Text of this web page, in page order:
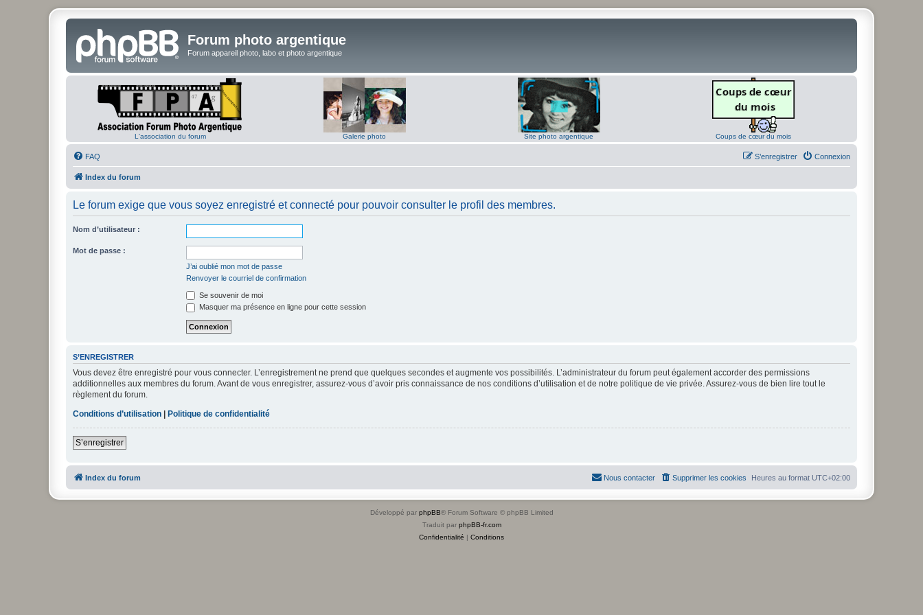
Forum photo argentique
Forum appareil photo, labo et photo argentique
L'association du forum Galerie photo Site photo argentique Coups de cœur du mois
FAQ Connexion
S’enregistrer
Index du forum
Le forum exige que vous soyez enregistré et connecté pour pouvoir consulter le profil des membres.
Nom d’utilisateur :
Mot de passe :
J’ai oublié mon mot de passe
Renvoyer le courriel de confirmation
Se souvenir de moi
Masquer ma présence en ligne pour cette session
S’ENREGISTRER
Vous devez être enregistré pour vous connecter. L’enregistrement ne prend que quelques secondes et augmente vos possibilités. L’administrateur du forum peut également accorder des permissions
additionnelles aux membres du forum. Avant de vous enregistrer, assurez-vous d’avoir pris connaissance de nos conditions d’utilisation et de notre politique de vie privée. Assurez-vous de bien lire tout le
règlement du forum.
Conditions d’utilisation
Politique de confidentialité
S’enregistrer
Index du forum Heures au format UTC+02:00
Supprimer les cookies
Nous contacter
Développé par phpBB® Forum Software © phpBB Limited
Traduit par phpBB-fr.com
Confidentialité | Conditions